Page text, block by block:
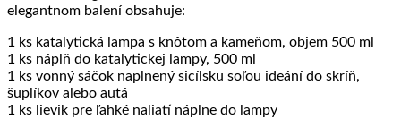
elegantnom balení obsahuje:
1 ks katalytická lampa s knôtom a kameňom, objem 500 ml
1 ks náplň do katalytickej lampy, 500 ml
1 ks vonný sáčok naplnený sicílsku soľou ideání do skríň,
šuplíkov alebo autá
1 ks lievik pre ľahké naliatí náplne do lampy